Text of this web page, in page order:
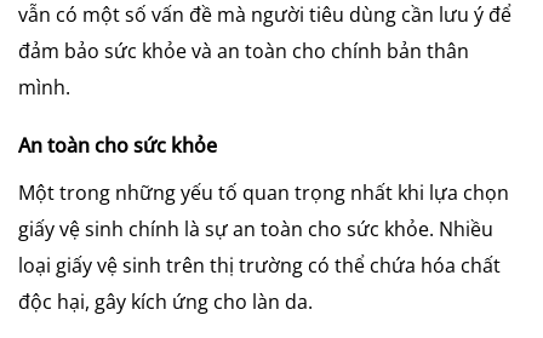
vẫn có một số vấn đề mà người tiêu dùng cần lưu ý để
đảm bảo sức khỏe và an toàn cho chính bản thân
mình.
An toàn cho sức khỏe
Một trong những yếu tố quan trọng nhất khi lựa chọn
giấy vệ sinh chính là sự an toàn cho sức khỏe. Nhiều
loại giấy vệ sinh trên thị trường có thể chứa hóa chất
độc hại, gây kích ứng cho làn da.